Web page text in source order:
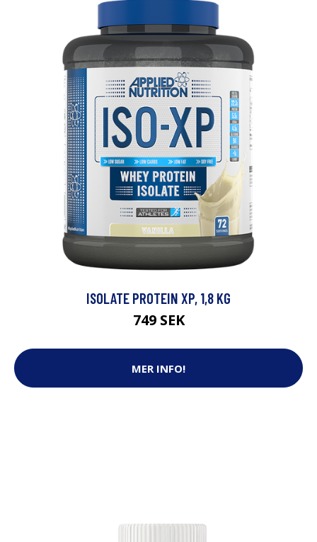
ISOLATE PROTEIN XP, 1,8 KG
749 SEK
MER INFO!